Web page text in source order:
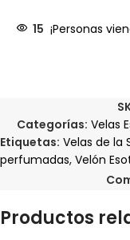
15 ¡Personas
Categorías: Velas
Etiquetas: Velas de la
perfumadas, Velón
Productos